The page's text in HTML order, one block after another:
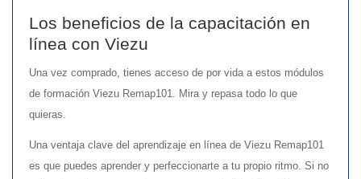
Los beneficios de la capacitación en
línea con Viezu
Una vez comprado, tienes acceso de por vida a estos módulos
de formación Viezu Remap101. Mira y repasa todo lo que
quieras.
Una ventaja clave del aprendizaje en línea de Viezu Remap101
es que puedes aprender y perfeccionarte a tu propio ritmo. Si no